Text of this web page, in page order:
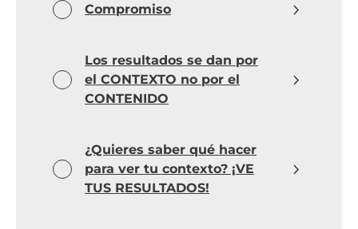
Compromiso
Los resultados se dan por
el CONTEXTO no por el
CONTENIDO
¿Quieres saber qué hacer
para ver tu contexto? ¡VE
TUS RESULTADOS!